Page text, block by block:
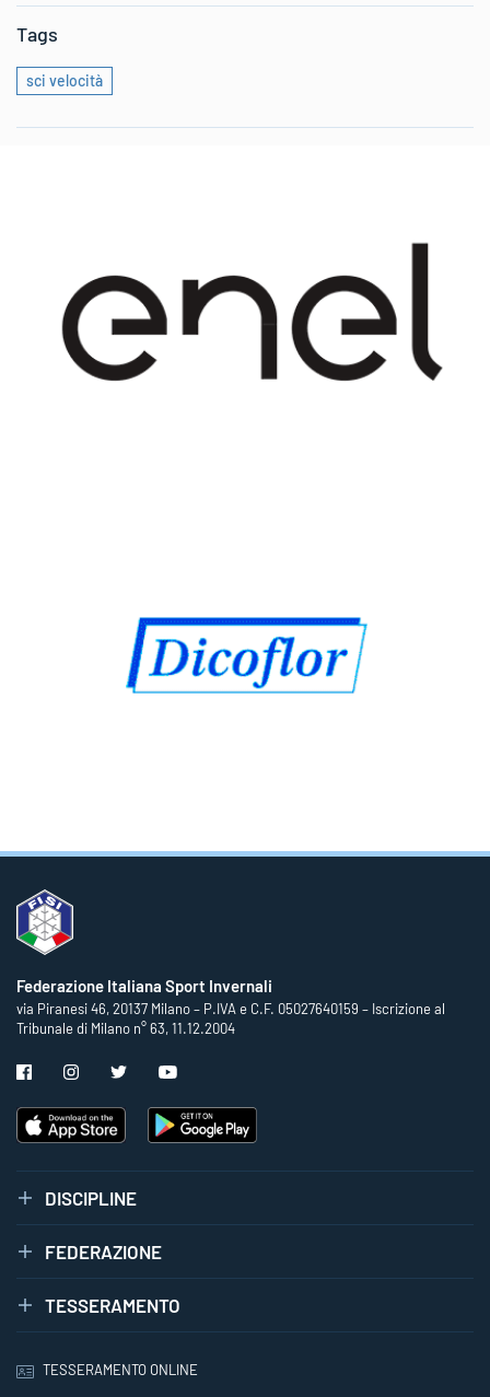
Tags
sci velocità
Federazione Italiana Sport Invernali
via Piranesi 46, 20137 Milano – P.IVA e C.F. 05027640159 – Iscrizione al
Tribunale di Milano n° 63, 11.12.2004
DISCIPLINE
FEDERAZIONE
TESSERAMENTO
TESSERAMENTO ONLINE